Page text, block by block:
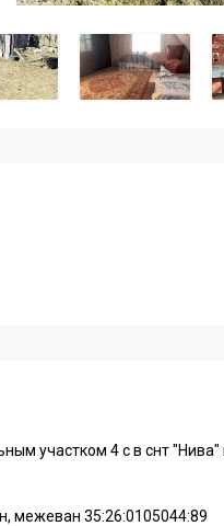
участком 4 с в снт
межеван 35:26:0105044:89